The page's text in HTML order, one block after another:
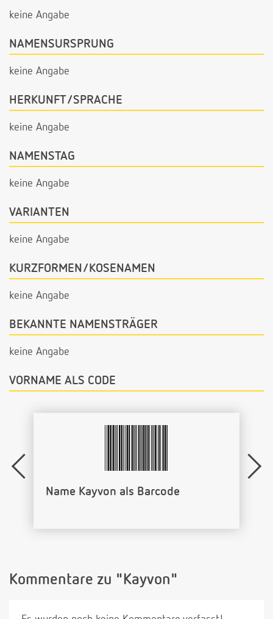
keine Angabe
NAMENSURSPRUNG
keine Angabe
HERKUNFT/SPRACHE
keine Angabe
NAMENSTAG
keine Angabe
VARIANTEN
keine Angabe
KURZFORMEN/KOSENAMEN
keine Angabe
BEKANNTE NAMENSTRÄGER
keine Angabe
VORNAME ALS CODE
Name Kayvon als Barcode
Kommentare zu "Kayvon"